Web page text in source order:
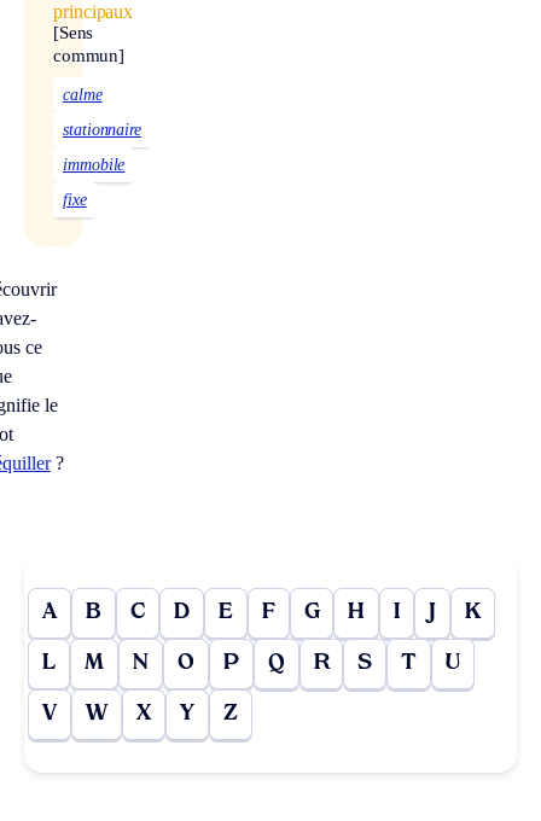
principaux
[Sens
commun]
calme
stationnaire
immobile
fixe
ce
le
?
A B C D E F G H I J K
L M N O P Q R S T U
V W X Y Z